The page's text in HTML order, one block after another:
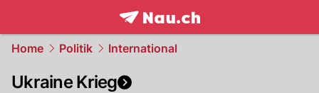
frontpage.NAU.ch
Home Politik International
Ukraine Krieg